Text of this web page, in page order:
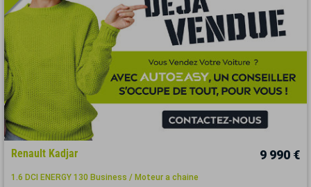
Renault Kadjar 9 990 €
1.6 DCI ENERGY 130 Business / Moteur a chaine